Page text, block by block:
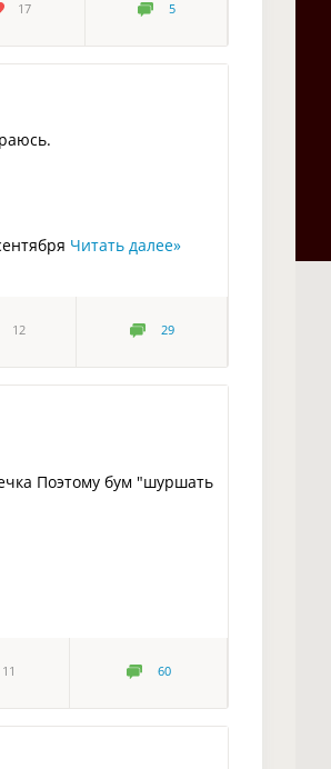
17 5
Читать далее»
12 29
Поэтому бум "шуршать
11 60